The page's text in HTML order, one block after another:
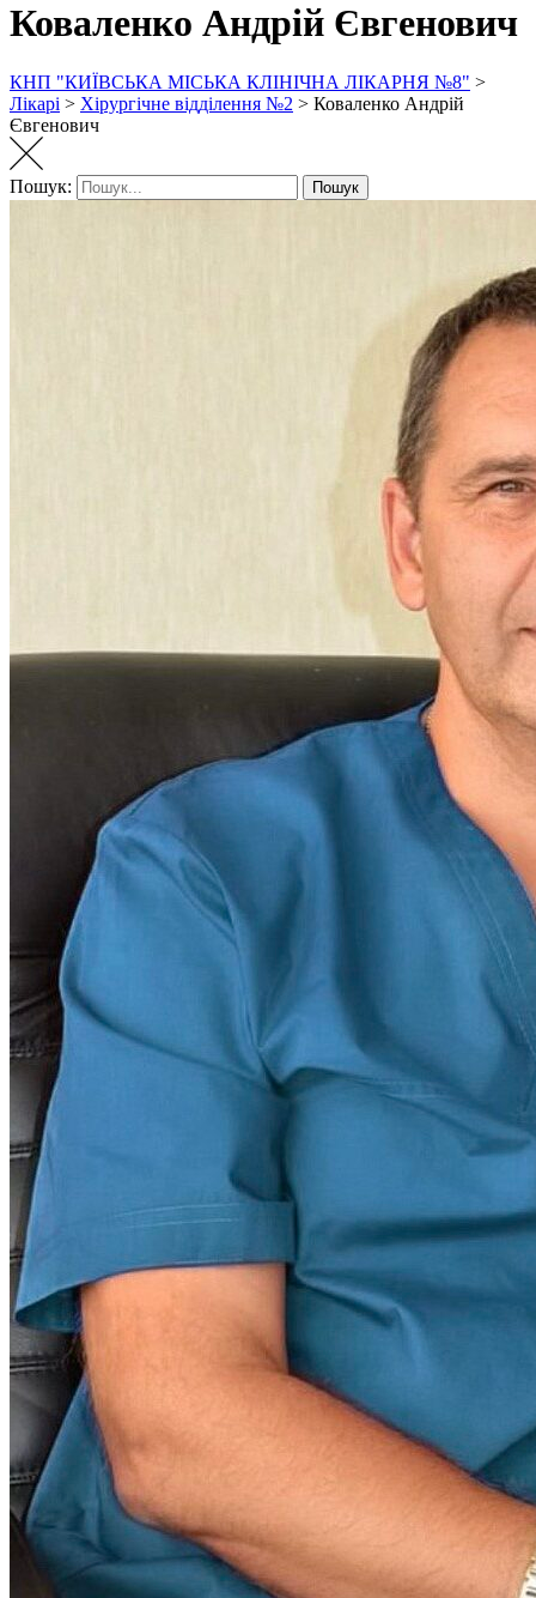
Коваленко Андрій Євгенович
КНП "КИЇВСЬКА МІСЬКА КЛІНІЧНА ЛІКАРНЯ №8" >
Лікарі > Хірургічне відділення №2 > Коваленко Андрій
Євгенович
Пошук: Пошук